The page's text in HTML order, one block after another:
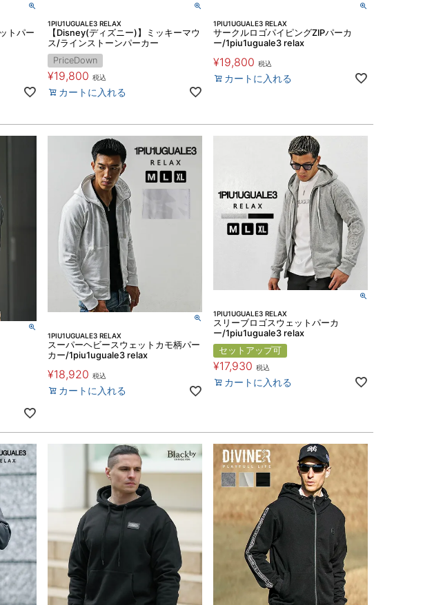
トパー
1PIU1UGUALE3 RELAX
【Disney(ディズニー)】ミッキーマウ
ス/ラインストーンパーカー
PriceDown
¥19,800 税込
カートに入れる
1PIU1UGUALE3 RELAX
サークルロゴパイピングZIPパーカ
ー/1piu1uguale3 relax
¥19,800 税込
カートに入れる
1PIU1UGUALE3 RELAX
スーパーヘビースウェットカモ柄パー
カー/1piu1uguale3 relax
¥18,920 税込
カートに入れる
1PIU1UGUALE3 RELAX
スリーブロゴスウェットパーカ
ー/1piu1uguale3 relax
セットアップ可
¥17,930 税込
カートに入れる